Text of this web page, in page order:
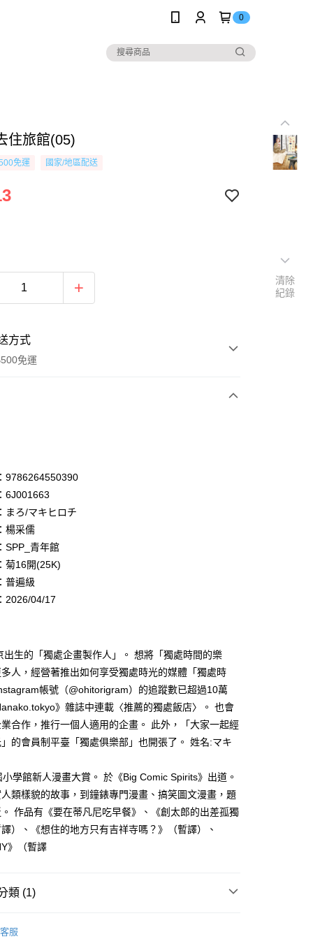
0
住旅館(05)
免運 國家/地區配送
方式
免運
後付
付是「在收到商品之後才付款」的支付方式。 讓您購物簡單
需註冊會員、不需綁卡、不需儲值。
要手機號碼，簡訊認證，即可結帳。
確認商品／服務後，再付款。
式選擇「AFTEE先享後付」後，將跳轉至「AFTEE先享後
銀行／等多元方式進行付款，方視為交易完成。
帳手續完成當下不需立刻繳費，但若您需要取消訂單，請聯
店家。未經商家同意取消之訂單仍視為有效，需透過AFTEE
相關費用。
功請以「AFTEE先享後付 」之結帳頁面顯示為準，若有關於
心」 https://netprotections.freshdesk.com/support/home
服務之必要範圍內提供個人資料，並將交易相關給付款項請
恩沛科技股份有限公司。
資料處理事宜，請瀏覽以下網址：
terms/#terms3
使用者請事先徵得法定代理人或監護人之同意方可使用
後付」，若未經同意申辦者引起之損失，本公司不負相關責
進行身份認證。
滿NT$500(含以上)免運費
滿NT$500(含以上)免運費
款
滿NT$500(含以上)免運費
取貨
滿NT$500(含以上)免運費
滿NT$500(含以上)免運費
取貨
滿NT$500(含以上)免運費
送 查看運費
ろ/マキヒロチ
楊采儒
青年館
16開(25K)
遍級
2026/04/17
出生的「獨處企畫製作人」。 想將「獨處時間的樂
人，經營著推出如何享受獨處時光的媒體「獨處時
帳號（@ohitorigram）的追蹤數已超過10萬
》雜誌中連載〈推薦的獨處飯店〉。 也會
合作，推行一個人適用的企畫。 此外，「大家一起經
的會員制平臺「獨處俱樂部」也開張了。 姓名:マキ
學館新人漫畫大賞。 於《Big Comic Spirits》出道。
類樣貌的故事，到鐘錶專門漫畫、搞笑圖文漫畫，題
作品有《要在蒂凡尼吃早餐》、《創太郎的出差孤獨
）、《想住的地方只有吉祥寺嗎？》（暫譯）、
》（暫譯
類 (1)
客服
清除
紀錄